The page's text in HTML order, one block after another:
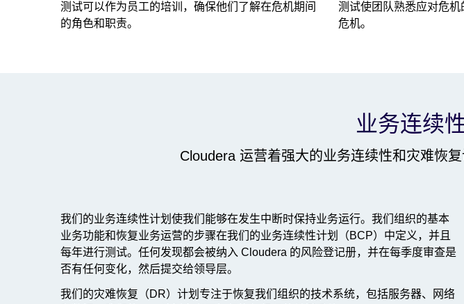
测试可以作为员工的培训，确保他们了解在危机期间
的角色和职责。
测试使团队熟悉应对危
危机。
业务连续
Cloudera 运营着强大的业务连续性和灾难恢
我们的业务连续性计划使我们能够在发生中断时保持业务运行。我们组织的基本
业务功能和恢复业务运营的步骤在我们的业务连续性计划（BCP）中定义，并且
每年进行测试。任何发现都会被纳入 Cloudera 的风险登记册，并在每季度审查是
否有任何变化，然后提交给领导层。
我们的灾难恢复（DR）计划专注于恢复我们组织的技术系统，包括服务器、网络